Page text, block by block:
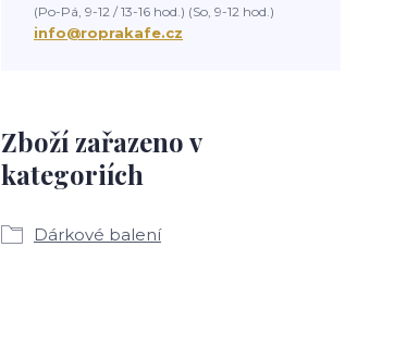
Zboží zařazeno v
kategoriích
Dárkové balení
(Po-Pá, 9-12 / 13-16 hod.) (So, 9-12 hod.)
info@roprakafe.cz